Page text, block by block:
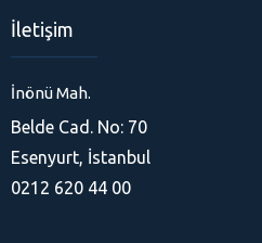
İletişim
İnönü Mah.
Belde Cad. No: 70
Esenyurt, İstanbul
0212 620 44 00